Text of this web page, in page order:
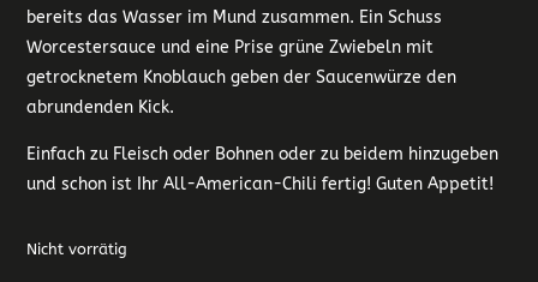
bereits das Wasser im Mund zusammen. Ein Schuss
Worcestersauce und eine Prise grüne Zwiebeln mit
getrocknetem Knoblauch geben der Saucenwürze den
abrundenden Kick.
Einfach zu Fleisch oder Bohnen oder zu beidem hinzugeben
und schon ist Ihr All-American-Chili fertig! Guten Appetit!
Nicht vorrätig